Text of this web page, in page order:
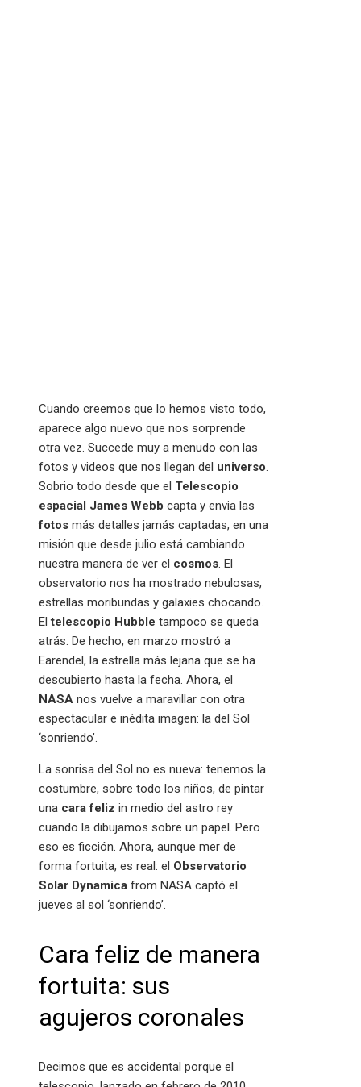
Cuando creemos que lo hemos visto todo,
aparece algo nuevo que nos sorprende
otra vez. Succede muy a menudo con las
fotos y videos que nos llegan del universo.
Sobrio todo desde que el Telescopio
espacial James Webb capta y envia las
fotos más detalles jamás captadas, en una
misión que desde julio está cambiando
nuestra manera de ver el cosmos. El
observatorio nos ha mostrado nebulosas,
estrellas moribundas y galaxies chocando.
Eltelescopio Hubble tampoco se queda
atrás. De hecho, en marzo mostró a
Earendel, la estrella más lejana que se ha
descubierto hasta la fecha. Ahora, el
NASA nos vuelve a maravillar con otra
espectacular e inédita imagen: la del Sol
‘sonriendo’.
La sonrisa del Sol no es nueva: tenemos la
costumbre, sobre todo los niños, de pintar
una cara feliz in medio del astro rey
cuando la dibujamos sobre un papel. Pero
eso es ficción. Ahora, aunque mer de
forma fortuita, es real: el Observatorio
Solar Dynamica from NASA captó el
jueves al sol ‘sonriendo’.
Cara feliz de manera
fortuita: sus
agujeros coronales
Decimos que es accidental porque el